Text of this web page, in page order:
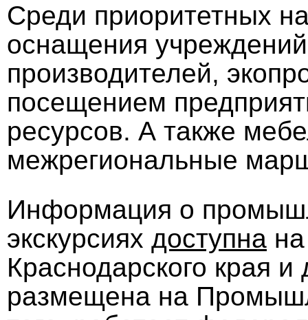
Среди приоритетных
оснащения
производителей,
посещением
ресурсов. А также
межрегиональные
Информация о
экскурсиях доступна
Краснодарского края
размещена на